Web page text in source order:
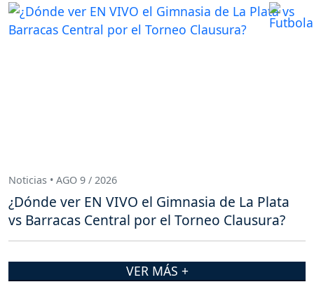
Noticias • AGO 9 / 2026
¿Dónde ver EN VIVO el Gimnasia de La Plata
vs Barracas Central por el Torneo Clausura?
VER MÁS +